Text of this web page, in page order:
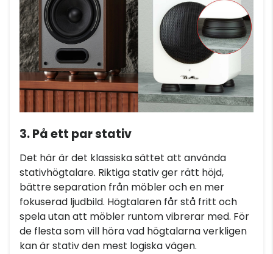
3. På ett par stativ
Det här är det klassiska sättet att använda
stativhögtalare. Riktiga stativ ger rätt höjd,
bättre separation från möbler och en mer
fokuserad ljudbild. Högtalaren får stå fritt och
spela utan att möbler runtom vibrerar med. För
de flesta som vill höra vad högtalarna verkligen
kan är stativ den mest logiska vägen.